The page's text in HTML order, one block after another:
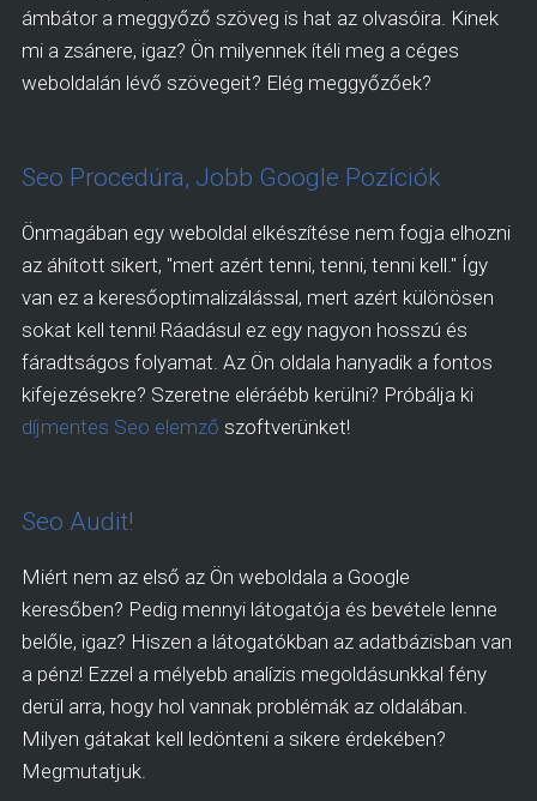
ámbátor a meggyőző szöveg is hat az olvasóira. Kinek
mi a zsánere, igaz? Ön milyennek ítéli meg a céges
weboldalán lévő szövegeit? Elég meggyőzőek?
Seo Procedúra, Jobb Google Pozíciók
Önmagában egy weboldal elkészítése nem fogja elhozni
az áhított sikert, "mert azért tenni, tenni, tenni kell." Így
van ez a keresőoptimalizálással, mert azért különösen
sokat kell tenni! Ráadásul ez egy nagyon hosszú és
fáradtságos folyamat. Az Ön oldala hanyadik a fontos
kifejezésekre? Szeretne eléráébb kerülni? Próbálja ki
díjmentes Seo elemző szoftverünket!
Seo Audit!
Miért nem az első az Ön weboldala a Google
keresőben? Pedig mennyi látogatója és bevétele lenne
belőle, igaz? Hiszen a látogatókban az adatbázisban van
a pénz! Ezzel a mélyebb analízis megoldásunkkal fény
derül arra, hogy hol vannak problémák az oldalában.
Milyen gátakat kell ledönteni a sikere érdekében?
Megmutatjuk.